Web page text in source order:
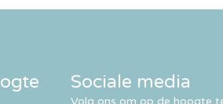
Sociale media
Volg ons om op de hoogte